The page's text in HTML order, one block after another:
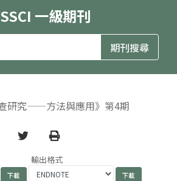
一級期刊
研究——方法與應用》第4期
TwitterPrint
輸出格式